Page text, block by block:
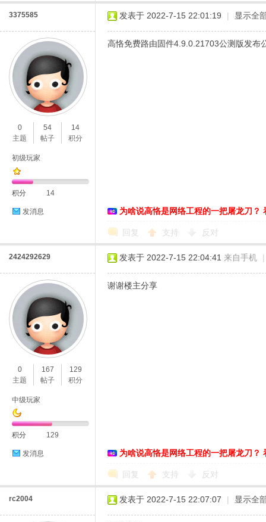
3375585
0
主题
54
帖子
14
积分
初级玩家
积分 14
发消息
发表于 2022-7-15 22:01:19 | 显示全
高恪免费路由固件4.9.0.21703公测版发布
为啥说高恪是网络工程的一把屠龙刀？
回复 支持 反对
2424292629
0
主题
167
帖子
129
积分
中级玩家
积分 129
发消息
发表于 2022-7-15 22:04:41 来自手机 |
谢谢楼主分享
为啥说高恪是网络工程的一把屠龙刀？
回复 支持 反对
rc2004 发表于 2022-7-15 22:07:07 | 显示全